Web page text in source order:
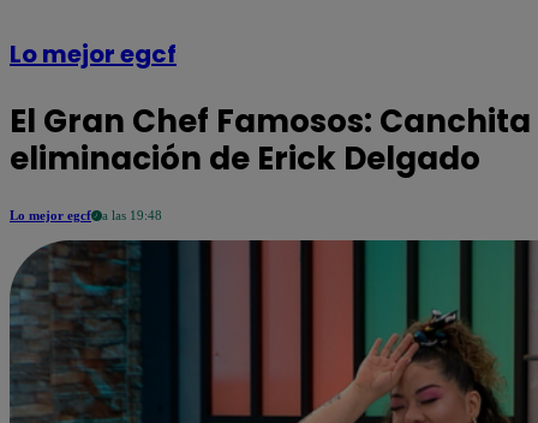
Lo mejor egcf
El Gran Chef Famosos: Canchita
eliminación de Erick Delgado
Lo mejor egcf a las 19:48